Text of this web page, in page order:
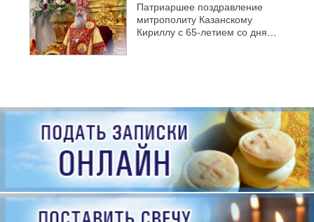
Патриаршее поздравление
митрополиту Казанскому
Кириллу с 65-летием со дня